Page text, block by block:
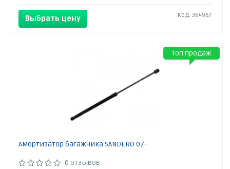
Выбрать цену Код: 364967
Амортизатор багажника SANDERO 07-
0 отзывов
Топ продаж